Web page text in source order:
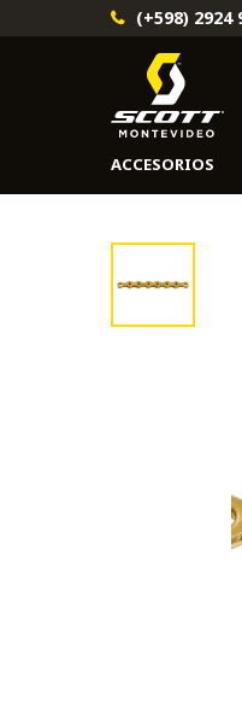
ACCESORIOS
(+598) 2924